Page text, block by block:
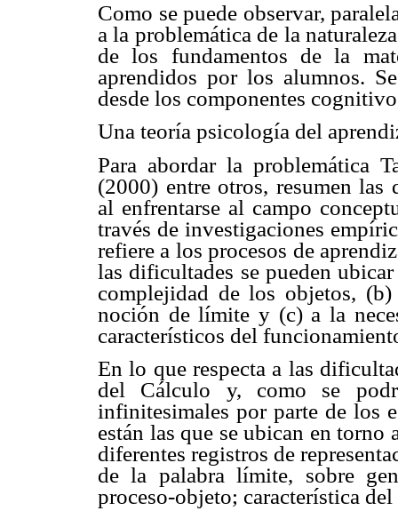
Como se puede observar,
a la problemática de la
de los fundamentos de la
aprendidos por los alumnos.
desde los componentes
Una teoría psicología del
Para abordar la problemática
(2000) entre otros, resumen las
al enfrentarse al campo
través de investigaciones
refiere a los procesos de
las dificultades se pueden
complejidad de los objetos,
noción de límite y (c) a la
característicos del
En lo que respecta a las
del Cálculo y, como se
infinitesimales por parte de los
están las que se ubican en
diferentes registros de
de la palabra límite, sobre
proceso-objeto; característica